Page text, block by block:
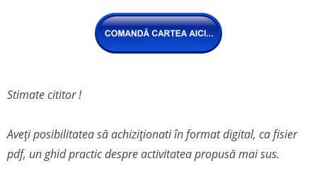
Stimate cititor !
Aveți posibilitatea să achiziționati în format digital, ca fisier
pdf, un ghid practic despre activitatea propusă mai sus.